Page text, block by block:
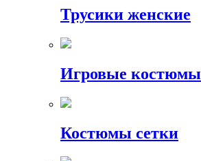
Трусики женские
Игровые костюмы
Костюмы сетки